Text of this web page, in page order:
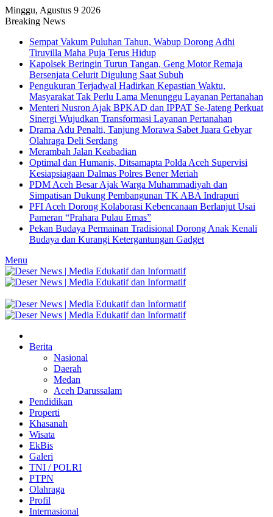
Minggu, Agustus 9 2026
Breaking News
Sempat Vakum Puluhan Tahun, Wabup Dorong Adhi
Tiruvilla Maha Puja Terus Hidup
Kapolsek Beringin Turun Tangan, Geng Motor Remaja
Bersenjata Celurit Digulung Saat Subuh
Pengukuran Terjadwal Hadirkan Kepastian Waktu,
Masyarakat Tak Perlu Lama Menunggu Layanan Pertanahan
Menteri Nusron Ajak BPKAD dan IPPAT Se-Jateng Perkuat
Sinergi Wujudkan Transformasi Layanan Pertanahan
Drama Adu Penalti, Tanjung Morawa Sabet Juara Gebyar
Olahraga Deli Serdang
Merambah Jalan Keabadian
Optimal dan Humanis, Ditsamapta Polda Aceh Supervisi
Kesiapsiagaan Dalmas Polres Bener Meriah
PDM Aceh Besar Ajak Warga Muhammadiyah dan
Simpatisan Dukung Pembangunan TK ABA Indrapuri
PFI Aceh Dorong Kolaborasi Kebencanaan Berlanjut Usai
Pameran “Prahara Pulau Emas”
Pekan Budaya Permainan Tradisional Dorong Anak Kenali
Budaya dan Kurangi Ketergantungan Gadget
Menu
Berita
Nasional
Daerah
Medan
Aceh Darussalam
Pendidikan
Properti
Khasanah
Wisata
EkBis
Galeri
TNI / POLRI
PTPN
Olahraga
Profil
Internasional